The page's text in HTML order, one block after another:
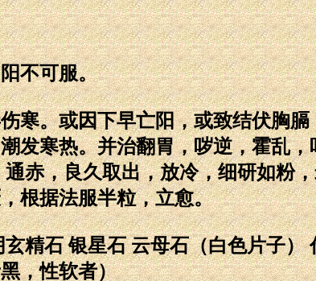
可服。
或因下早亡阳，或致结伏胸膈
发寒热。并治翻胃，哕逆，霍乱
赤，良久取出，放冷，细研如粉
根据法服半粒，立愈。
石 银星石 云母石（白色片子）
，性软者）